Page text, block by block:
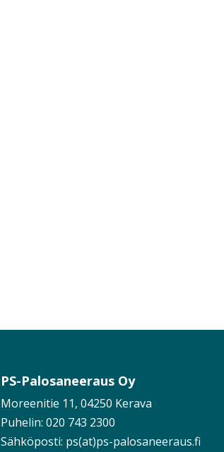
PS-Palosaneeraus Oy
Moreenitie 11, 04250 Kerava
Puhelin: 020 743 2300
Sähköposti: ps(at)ps-palosaneeraus.fi